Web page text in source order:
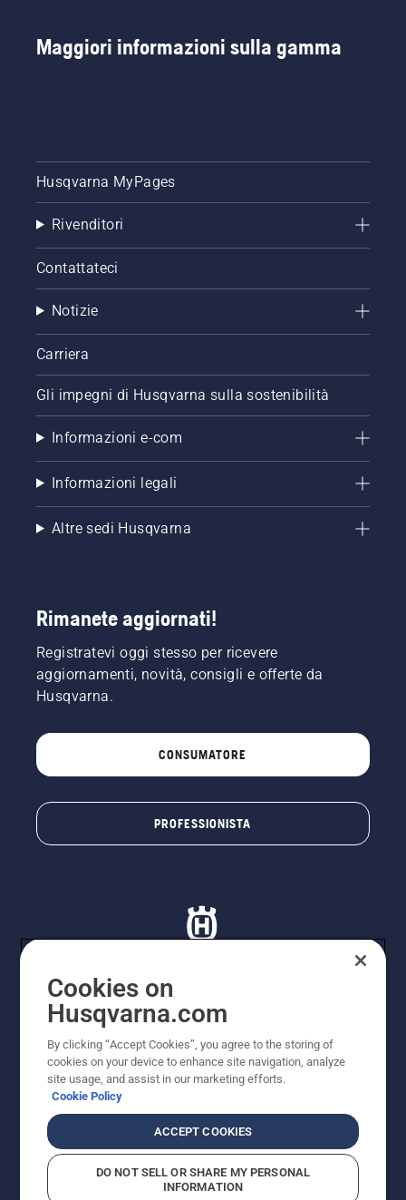
Maggiori informazioni sulla gamma
Husqvarna MyPages
Rivenditori
Contattateci
Notizie
Carriera
Gli impegni di Husqvarna sulla sostenibilità
Informazioni e-com
Informazioni legali
Altre sedi Husqvarna
Rimanete aggiornati!
Registratevi oggi stesso per ricevere
aggiornamenti, novità, consigli e offerte da
Husqvarna.
CONSUMATORE
PROFESSIONISTA
© Husqvarna AB (publ). Tutti i diritti riservati. I prezzi
Husqvarna Schweiz AG per i rivenditori specializzati
aderenti all’iniziativa, prezzi in CHF comprensivi di IVA
all’ 8,1% e TRA. Con riserva di modifica. Tutti i prezzi
indicati sono prezzi al dettaglio consigliati (IVA inclusa),
a meno che il prodotto non sia disponibile per l'acquisto
Informativa sui cookieTermini di utilizzo
Informativa sulla privacyRiferimentiCGVF Negozio online
Segnalazione di presunte violazioni
Cookies on
Husqvarna.com
By clicking “Accept Cookies”, you agree to the storing of
cookies on your device to enhance site navigation, analyze
site usage, and assist in our marketing efforts.
Cookie Policy
ACCEPT COOKIES
DO NOT SELL OR SHARE MY PERSONAL
INFORMATION